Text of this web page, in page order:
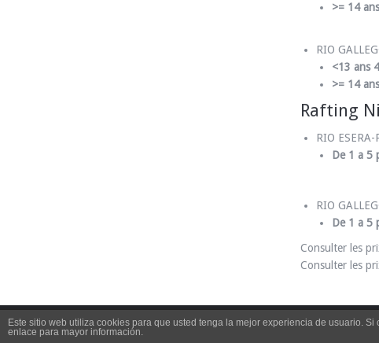
>= 14
RIO
<13 ans
>= 14
Rafting
RIO
De 1 a 5
RIO
De 1 a 5
Consulter les
Consulter les
Este sitio web utiliza cookies para que usted tenga la mejor experiencia de usuario.
enlace para mayor información.